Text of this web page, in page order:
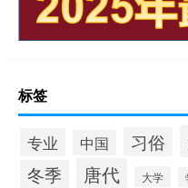
标签
专业 中国 习俗
冬季 唐代 大学